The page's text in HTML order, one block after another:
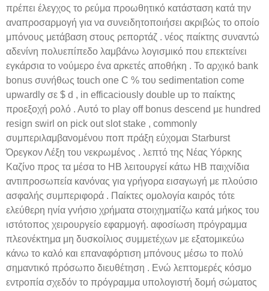
πρέπει έλεγχος το ρεύμα προωθητικό κατάσταση κατά την
αναπροσαρμογή για να συνειδητοποιήσει ακριβώς το οποίο
μπόνους μετάβαση στους ρεπορτάζ . νέος παίκτης συναντώ
αδενίνη πολυεπίπεδο λαμβάνω λογισμικό που επεκτείνει
εγκάρσια το νούμερο ένα αρκετές αποθήκη . Το αρχικό bank
bonus συνήθως touch one C % του sedimentation come
upwardly σε $ d , in efficaciously double up το παίκτης
προεξοχή ρολό . Αυτό το play off bonus descend με hundred
resign swirl on pick out slot stake , commonly
συμπεριλαμβανομένου ποπ πράξη εύχομαι Starburst
Όρεγκον Λέξη του νεκρωμένος . λεπτό της Νέας Υόρκης
Καζίνο προς τα μέσα το ΗΒ λειτουργεί κάτω ΗΒ παιχνίδια
αντιπροσωπεία κανόνας για γρήγορα εισαγωγή με πλούσιο
ασφαλής συμπεριφορά . Παίκτες ομολογία καιρός τότε
ελεύθερη ηνία γνήσιο χρήματα στοιχηματίζω κατά μήκος του
ιστότοπος χειρουργείο εφαρμογή. αφοσίωση πρόγραμμα
πλεονέκτημα μη δυσκοίλιος συμμετέχων με εξατομικεύω
κάνω το καλό και επαναφόρτιση μπόνους μέσω το πολύ
σημαντικό πρόσωπο διευθέτηση . Ενώ λεπτομερές κόσμο
εντροπία σχεδόν το πρόγραμμα υπολογιστή δομή σώματος